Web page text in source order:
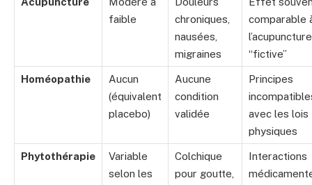
faible
chroniques,
nausées,
migraines
comparable
l’acupuncture
“fictive”
Homéopathie
Aucun
(équivalent
placebo)
Aucune
condition
validée
Principes
avec les lois
physiques
Phytothérapie
Variable
selon les
Colchique
pour goutte,
Interactions